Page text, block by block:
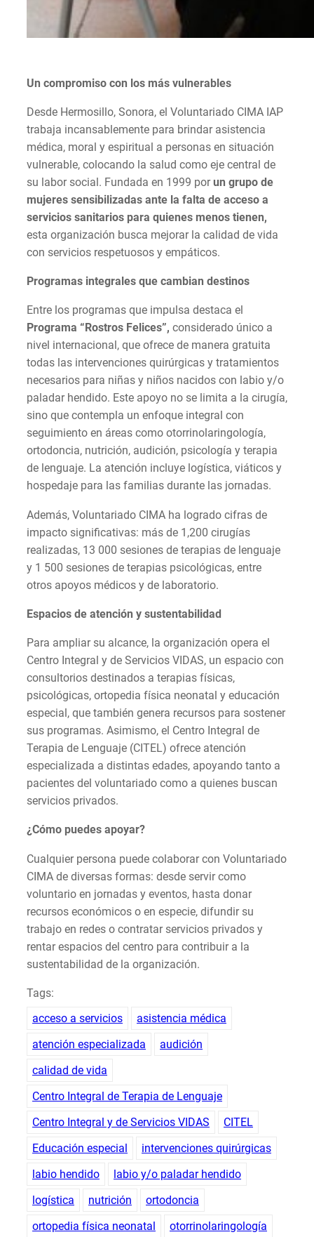
Un compromiso con los más vulnerables
Desde Hermosillo, Sonora, el Voluntariado CIMA IAP
trabaja incansablemente para brindar asistencia
médica, moral y espiritual a personas en situación
vulnerable, colocando la salud como eje central de
su labor social. Fundada en 1999 porun grupo de
mujeres sensibilizadas ante la falta de acceso a
servicios sanitarios para quienes menos tienen,
esta organización busca mejorar la calidad de vida
con servicios respetuosos y empáticos.
Programas integrales que cambian destinos
Entre los programas que impulsa destaca el
Programa “Rostros Felices”, considerado único a
nivel internacional, que ofrece de manera gratuita
todas las intervenciones quirúrgicas y tratamientos
necesarios para niñas y niños nacidos con labio y/o
paladar hendido. Este apoyo no se limita a la cirugía,
sino que contempla un enfoque integral con
seguimiento en áreas como otorrinolaringología,
ortodoncia, nutrición, audición, psicología y terapia
de lenguaje. La atención incluye logística, viáticos y
hospedaje para las familias durante las jornadas.
Además, Voluntariado CIMA ha logrado cifras de
impacto significativas: más de 1,200 cirugías
realizadas, 13 000 sesiones de terapias de lenguaje
y 1 500 sesiones de terapias psicológicas, entre
otros apoyos médicos y de laboratorio.
Espacios de atención y sustentabilidad
Para ampliar su alcance, la organización opera el
Centro Integral y de Servicios VIDAS, un espacio con
consultorios destinados a terapias físicas,
psicológicas, ortopedia física neonatal y educación
especial, que también genera recursos para sostener
sus programas. Asimismo, el Centro Integral de
Terapia de Lenguaje (CITEL) ofrece atención
especializada a distintas edades, apoyando tanto a
pacientes del voluntariado como a quienes buscan
servicios privados.
¿Cómo puedes apoyar?
Cualquier persona puede colaborar con Voluntariado
CIMA de diversas formas: desde servir como
voluntario en jornadas y eventos, hasta donar
recursos económicos o en especie, difundir su
trabajo en redes o contratar servicios privados y
rentar espacios del centro para contribuir a la
sustentabilidad de la organización.
Tags:
acceso a servicios
asistencia médica
atención especializada
audición
calidad de vida
Centro Integral de Terapia de Lenguaje
Centro Integral y de Servicios VIDAS
CITEL
Educación especial
intervenciones quirúrgicas
labio hendido
labio y/o paladar hendido
logística
nutrición
ortodoncia
ortopedia física neonatal
otorrinolaringología